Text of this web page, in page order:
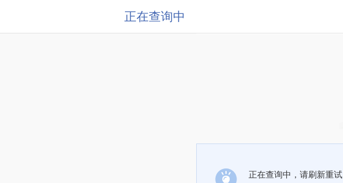
正在查询中
正在查询中，请刷新重试